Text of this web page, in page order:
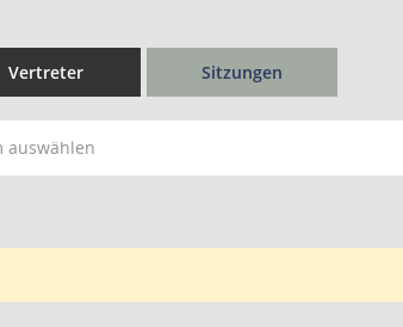
Vertreter Sitzungen
auswählen